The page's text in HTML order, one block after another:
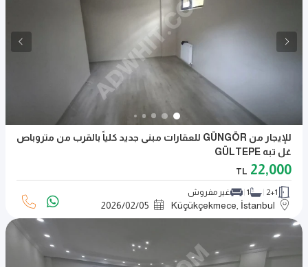
للإيجار من GÜNGÖR للعقارات مبنى جديد كلياً بالقرب من متروباص
غل تبه GÜLTEPE
22,000
TL
2+1
1 غير مفروش
Küçükçekmece, İstanbul
2026/02/05